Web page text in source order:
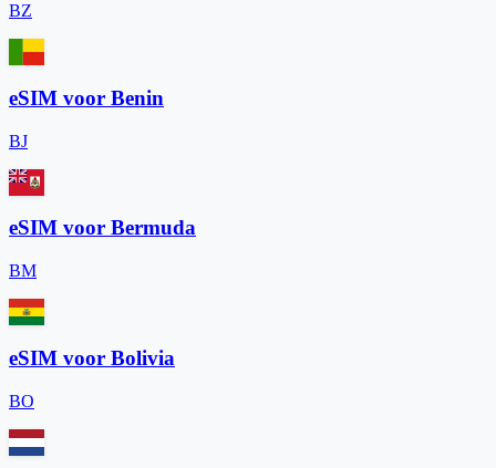
BZ
eSIM voor Benin
BJ
eSIM voor Bermuda
BM
eSIM voor Bolivia
BO